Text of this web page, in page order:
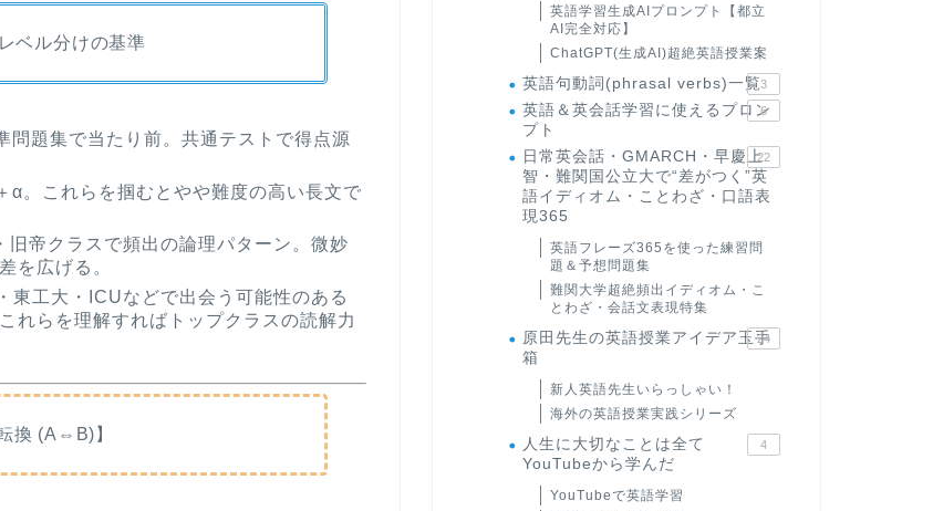
ベル分けの基準
問題集で当たり前。共通テストで得点源
α。これらを掴むとやや難度の高い長文で
旧帝クラスで頻出の論理パターン。微妙
を広げる。
東工大・ICUなどで出会う可能性のある
れらを理解すればトップクラスの読解力
換 (A⇔B)】
英語学習生成AIプロンプト【都立
AI完全対応】
ChatGPT(生成AI)超絶英語授業案
英語句動詞(phrasal verbs)一覧3
英語＆英会話学習に使えるプロン
プト
6
日常英会話・GMARCH・早慶上
智・難関国公立大で“差がつく”英
語イディオム・ことわざ・口語表
現365
22
英語フレーズ365を使った練習問
題＆予想問題集
難関大学超絶頻出イディオム・こ
とわざ・会話文表現特集
原田先生の英語授業アイデア玉手
箱
24
新人英語先生いらっしゃい！
海外の英語授業実践シリーズ
人生に大切なことは全て
YouTubeから学んだ
4
YouTubeで英語学習